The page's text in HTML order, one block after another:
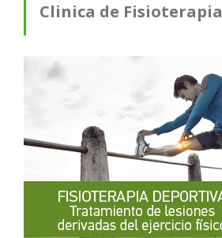
Clinica de Fisioterapia